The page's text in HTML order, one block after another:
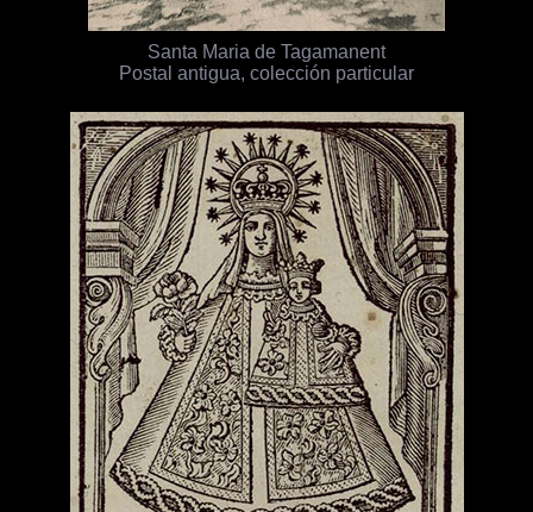
Santa Maria de Tagamanent
Postal antigua, colección particular